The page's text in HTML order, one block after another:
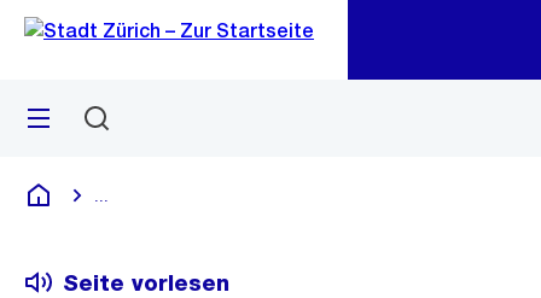
Navigation
Sprunglink
Menü
Deutsch
Seite vorlesen